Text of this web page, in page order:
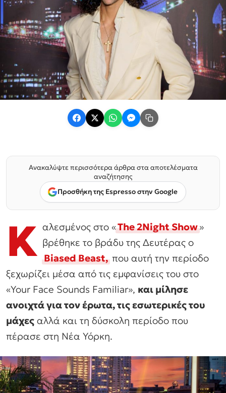
Ανακαλύψτε περισσότερα άρθρα στα αποτελέσματα
αναζήτησης
Προσθήκη της Espresso στην Google
Κ αλεσμένος στο «The 2Night Show»
βρέθηκε το βράδυ της Δευτέρας ο
Biased Beast,που αυτή την περίοδο
ξεχωρίζει μέσα από τις εμφανίσεις του στο
«Your Face Sounds Familiar», και μίλησε
ανοιχτά για τον έρωτα, τις εσωτερικές του
μάχες αλλά και τη δύσκολη περίοδο που
πέρασε στη Νέα Υόρκη.